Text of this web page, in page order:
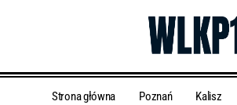
Strona główna Poznań Kalisz